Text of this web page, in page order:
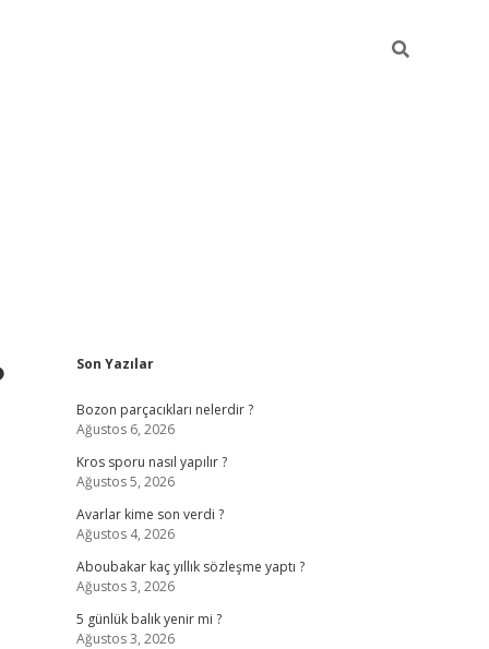
Sidebar
Son Yazılar
Bozon parçacıkları nelerdir ?
Ağustos 6, 2026
Kros sporu nasıl yapılır ?
Ağustos 5, 2026
Avarlar kime son verdi ?
Ağustos 4, 2026
Aboubakar kaç yıllık sözleşme yaptı ?
Ağustos 3, 2026
5 günlük balık yenir mi ?
Ağustos 3, 2026